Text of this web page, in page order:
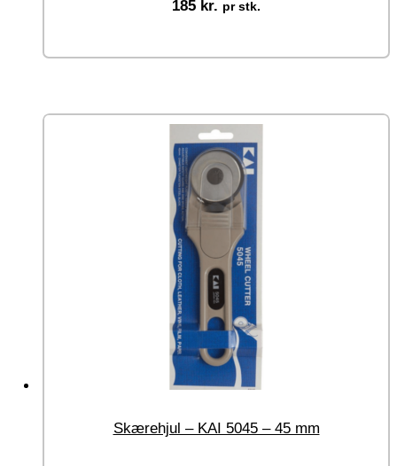
185 kr. pr stk.
Skærehjul – KAI 5045 – 45 mm